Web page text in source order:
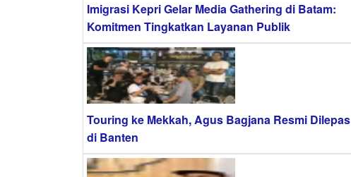
Imigrasi Kepri Gelar Media Gathering di Batam:
Komitmen Tingkatkan Layanan Publik
Touring ke Mekkah, Agus Bagjana Resmi Dilepas
di Banten